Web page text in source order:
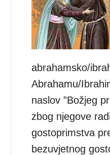
abrahamsko/
Abrahamu/
naslov ”Božjeg
zbog njegove
gostoprimstva
bezuvjetnog